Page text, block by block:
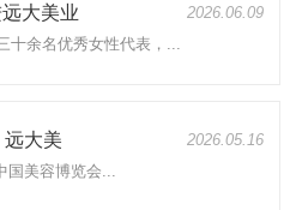
2026.06.09
大美业
十余名优秀女性代表，...
2026.05.16
大美
国美容博览会...